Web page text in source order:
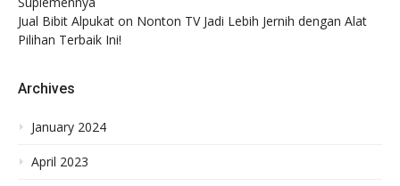
Jual Bibit Alpukat on Nonton TV Jadi Lebih Jernih dengan Alat
Pilihan Terbaik Ini!
Archives
January 2024
April 2023